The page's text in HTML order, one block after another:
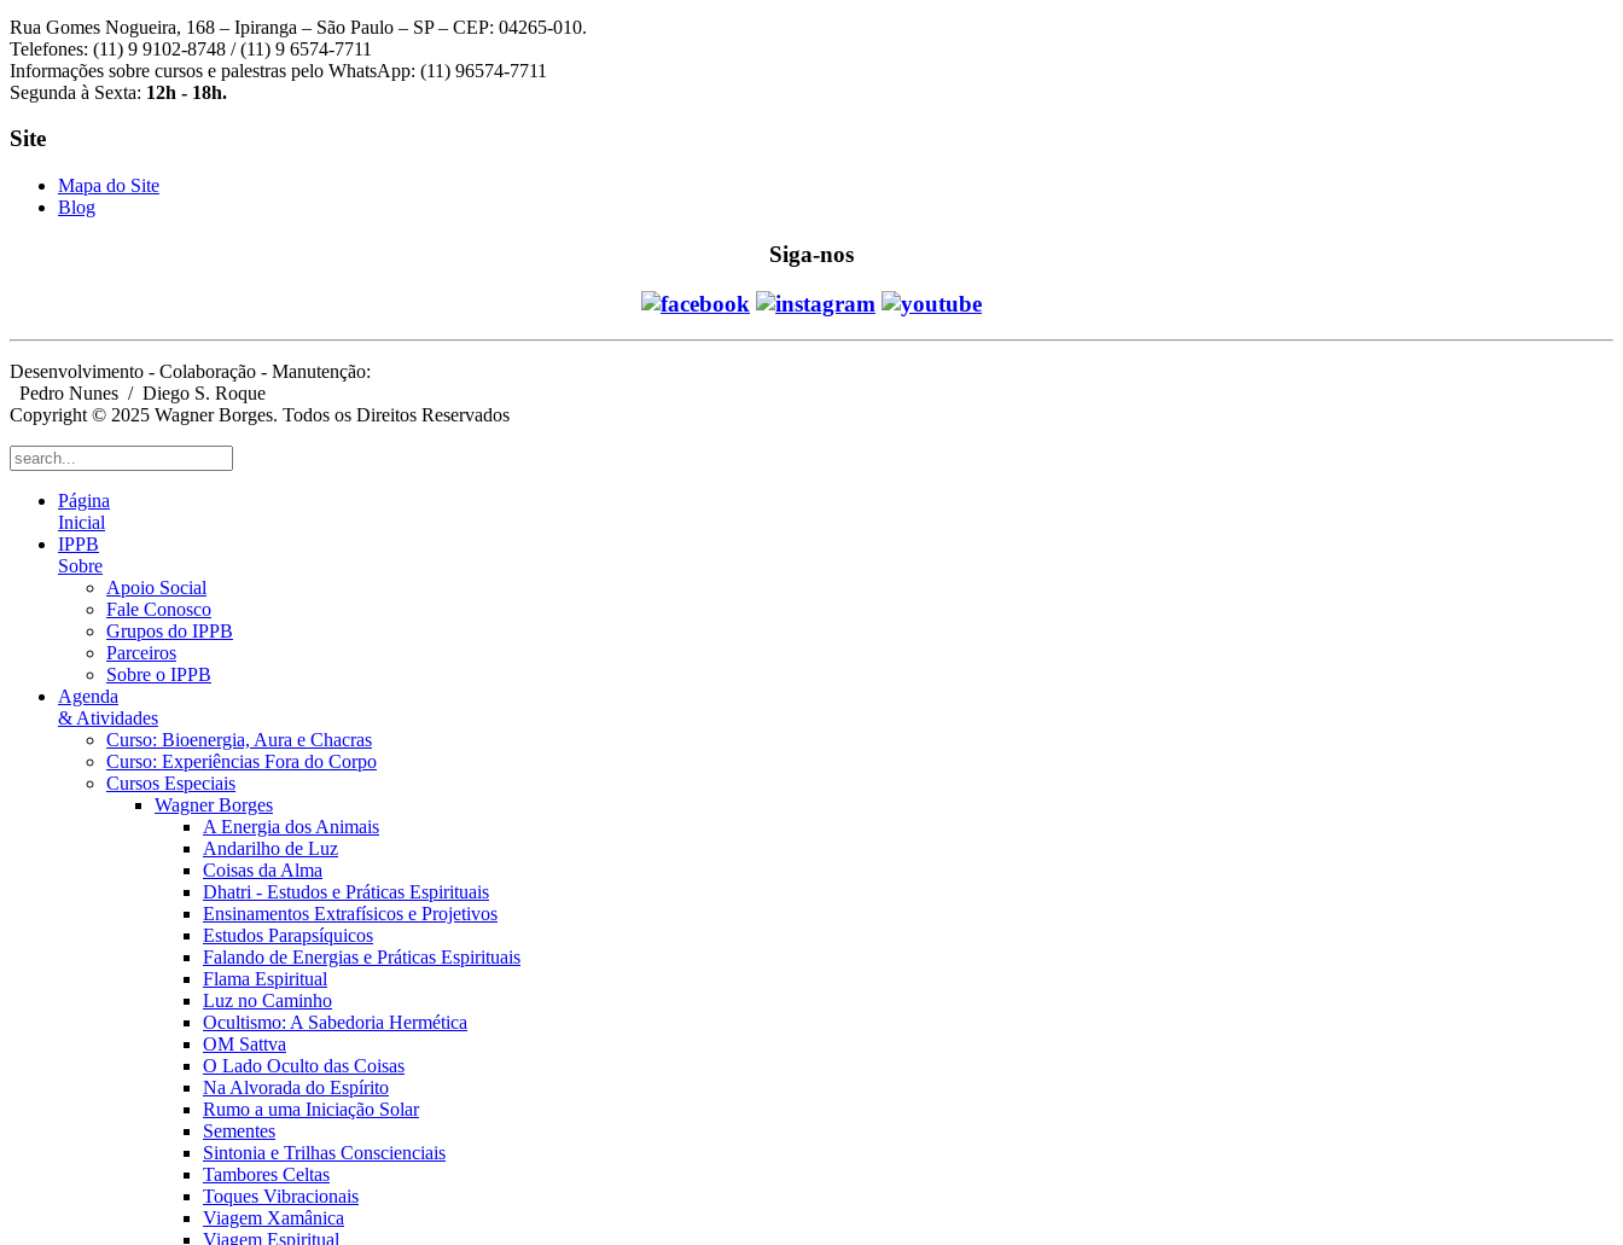
Rua Gomes Nogueira, 168 – Ipiranga – São Paulo – SP – CEP: 04265-010.
Telefones: (11) 9 9102-8748 / (11) 9 6574-7711
Informações sobre cursos e palestras pelo WhatsApp: (11) 96574-7711
Segunda à Sexta: 12h - 18h.
Site
Mapa do Site
Blog
Siga-nos
Desenvolvimento - Colaboração - Manutenção:
Pedro Nunes / Diego S. Roque
Copyright © 2025 Wagner Borges. Todos os Direitos Reservados
Página
Inicial
IPPB
Sobre
Apoio Social
Fale Conosco
Grupos do IPPB
Parceiros
Sobre o IPPB
Agenda
& Atividades
Curso: Bioenergia, Aura e Chacras
Curso: Experiências Fora do Corpo
Cursos Especiais
Wagner Borges
A Energia dos Animais
Andarilho de Luz
Coisas da Alma
Dhatri - Estudos e Práticas Espirituais
Ensinamentos Extrafísicos e Projetivos
Estudos Parapsíquicos
Falando de Energias e Práticas Espirituais
Flama Espiritual
Luz no Caminho
Ocultismo: A Sabedoria Hermética
OM Sattva
O Lado Oculto das Coisas
Na Alvorada do Espírito
Rumo a uma Iniciação Solar
Sementes
Sintonia e Trilhas Conscienciais
Tambores Celtas
Toques Vibracionais
Viagem Xamânica
Viagem Espiritual